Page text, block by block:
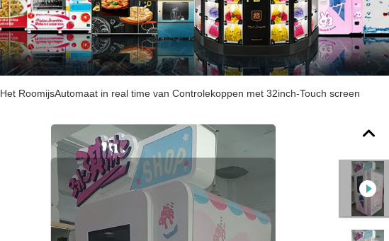
Het RoomijsAutomaat in real time van Controlekoppen met 32inch-Touch screen